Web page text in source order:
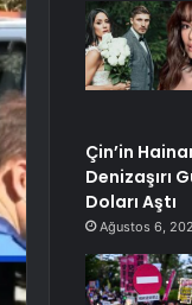
Çin’in
Denizaşırı
Doları Aştı
Ağustos 6,